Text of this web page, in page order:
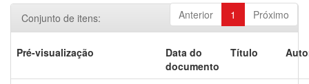
Anterior 1 Próximo
Conjunto de itens:
Pré-visualização
Data do
documento
Título